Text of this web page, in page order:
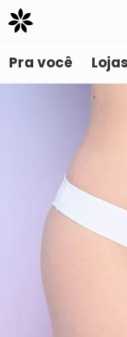
Pra você Lojas